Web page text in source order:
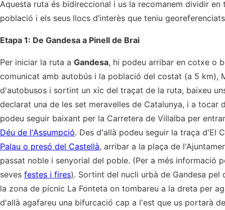
Aquesta ruta és bidireccional i us la recomanem dividir en
població i els seus llocs d’interès que teniu
Etapa 1: De Gandesa a Pinell de Brai
Per iniciar la ruta a Gandesa, hi podeu arribar en cotxe o
comunicat amb autobús i la població del costat (a 5 km),
d'autobusos i sortint un xic del traçat de la ruta, baixeu
declarat una de les set meravelles de Catalunya, i a tocar
podeu seguir baixant per la Carretera de Villalba per
Déu de l'Assumpció. Des d'allà podeu seguir la traça d'El
Palau o presó del Castellà, arribar a la plaça de
passat noble i senyorial del poble. (Per a més informació
seves festes i fires). Sortint del nucli urbà de Gandesa pel
la zona de pícnic La Fonteta on tombareu a la dreta per
d'allà agafareu una bifurcació cap a l'est que us portarà